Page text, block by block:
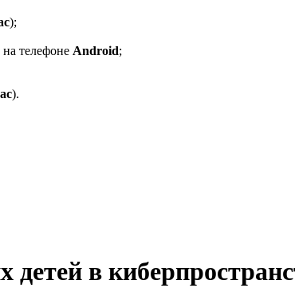
);
телефоне Android;
).
детей в